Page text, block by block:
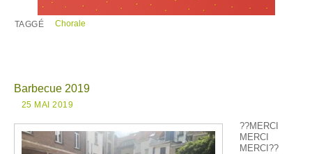
TAGGÉ Chorale
Barbecue 2019
25 MAI 2019
??MERCI
MERCI
MERCI??